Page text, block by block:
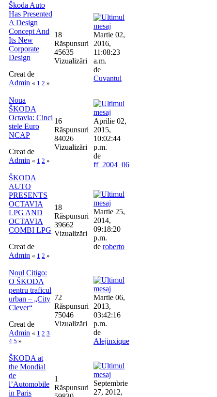
Škoda Auto
Has Presented
A Design
Concept And
Its New
Corporate
Design
Creat de
Admin « 1 2 »
18
Răspunsuri
45635
Vizualizări
Martie 02,
2016,
11:08:23
a.m.
de
Cuvantul
Noua
ŠKODA
Octavia: Cinci
stele Euro
NCAP
Creat de
Admin « 1 2 »
16
Răspunsuri
84026
Vizualizări
Aprilie 02,
2015,
10:02:44
p.m.
de
ff_2004_06
ŠKODA
AUTO
PRESENTS
OCTAVIA
LPG AND
OCTAVIA
COMBI LPG
Creat de
Admin « 1 2 »
18
Răspunsuri
39662
Vizualizări
Martie 25,
2014,
09:18:20
p.m.
de roberto
Noul Citigo:
O ŠKODA
pentru traficul
urban – „City
Clever“
Creat de
Admin « 1 2 3
4 5 »
72
Răspunsuri
75046
Vizualizări
Martie 06,
2013,
03:42:16
p.m.
de
Alejinxique
ŠKODA at
the Mondial
de
l’Automobile
in Paris
1
Răspunsuri
Septembrie
27, 2012,